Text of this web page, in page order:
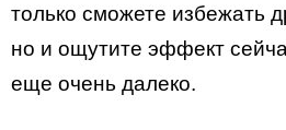
только сможете избежать
но и ощутите эффект
еще очень далеко.